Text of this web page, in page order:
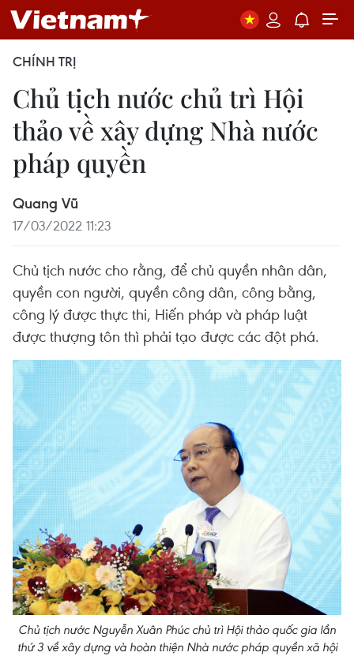
CHÍNH TRỊ
Chủ tịch nước chủ trì Hội
thảo về xây dựng Nhà nước
pháp quyền
Quang Vũ
17/03/2022 11:23
Chủ tịch nước cho rằng, để chủ quyền nhân dân,
quyền con người, quyền công dân, công bằng,
công lý được thực thi, Hiến pháp và pháp luật
được thượng tôn thì phải tạo được các đột phá.
Chủ tịch nước Nguyễn Xuân Phúc chủ trì Hội thảo quốc gia lần
thứ 3 về xây dựng và hoàn thiện Nhà nước pháp quyền xã hội